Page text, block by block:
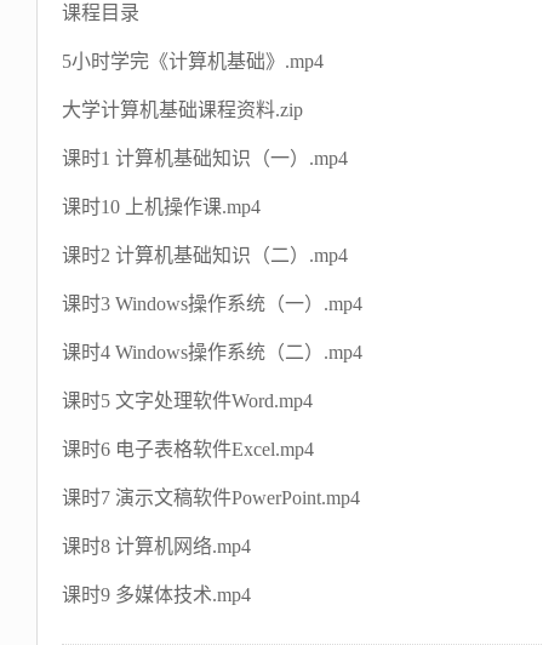
课程目录
5小时学完《计算机基础》.mp4
大学计算机基础课程资料.zip
课时1 计算机基础知识（一）.mp4
课时10 上机操作课.mp4
课时2 计算机基础知识（二）.mp4
课时3 Windows操作系统（一）.mp4
课时4 Windows操作系统（二）.mp4
课时5 文字处理软件Word.mp4
课时6 电子表格软件Excel.mp4
课时7 演示文稿软件PowerPoint.mp4
课时8 计算机网络.mp4
课时9 多媒体技术.mp4